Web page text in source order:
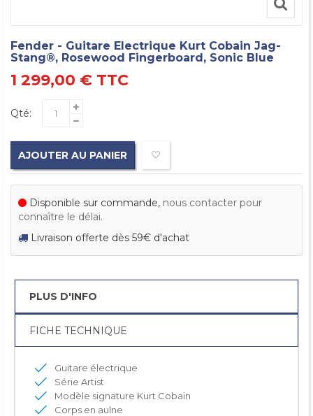
Fender - Guitare Electrique Kurt Cobain Jag-
Stang®, Rosewood Fingerboard, Sonic Blue
1 299,00 € TTC
Qté:
AJOUTER AU PANIER
Disponible sur commande, nous contacter pour
connaître le délai.
Livraison offerte dès 59€ d'achat
PLUS D'INFO
FICHE TECHNIQUE
Guitare électrique
Série Artist
Modèle signature Kurt Cobain
Corps en aulne